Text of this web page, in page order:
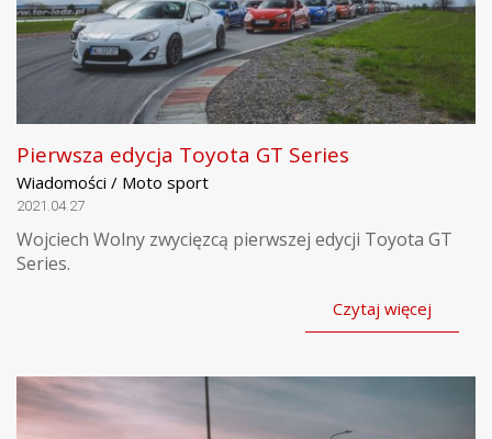
Pierwsza edycja Toyota GT Series
Wiadomości / Moto sport
2021.04.27
Wojciech Wolny zwycięzcą pierwszej edycji Toyota GT
Series.
Czytaj więcej